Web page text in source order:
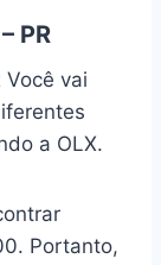
PR
Você vai
a OLX.
Portanto,